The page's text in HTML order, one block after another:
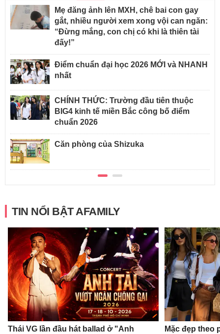
Mẹ đăng ảnh lên MXH, chê bai con gay
gắt, nhiều người xem xong vội can ngăn:
“Đừng mắng, con chị có khi là thiên tài
đấy!”
Điểm chuẩn đại học 2026 MỚI và NHANH
nhất
CHÍNH THỨC: Trường đầu tiên thuộc
BIG4 kinh tế miền Bắc công bố điểm
chuẩn 2026
Căn phòng của Shizuka
TIN NỔI BẬT AFAMILY
Thái VG lần đầu hát ballad ở "Anh
Mặc đẹp theo